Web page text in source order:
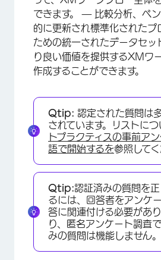
できます。 — 比較分析、ベ
的に更新され標準化されたプ
ための統一されたデータセッ
り良い価値を提供するXMワ
作成することができます。
Qtip: 認定された質問は
されています。リストにつ
トプラクティスの事前ア
語で開始するを参照してく
Qtip:認証済みの質問を
るには、回答者をアンケ
答に関連付ける必要があ
り、匿名アンケート調査
みの質問は機能しません。